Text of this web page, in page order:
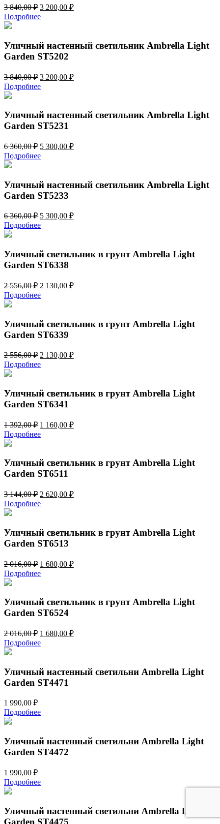
3 840,00₽ Первоначальная
цена
составляла
840,00 ₽.
3 200,00 ₽Текущая
Подробнее
Уличный настенный светильник Ambrella Light
Garden ST5202
3 840,00₽ Первоначальная
цена
составляла
840,00 ₽.
3 200,00 ₽Текущая
Подробнее
Уличный настенный светильник Ambrella Light
Garden ST5231
6 360,00₽ Первоначальная
цена
составляла
360,00 ₽.
5 300,00 ₽Текущая
Подробнее
Уличный настенный светильник Ambrella Light
Garden ST5233
6 360,00₽ Первоначальная
цена
составляла
360,00 ₽.
5 300,00 ₽Текущая
Подробнее
Уличный светильник в грунт Ambrella Light
Garden ST6338
2 556,00₽ Первоначальная
цена
составляла
556,00 ₽.
2 130,00 ₽Текущая
Подробнее
Уличный светильник в грунт Ambrella Light
Garden ST6339
2 556,00₽ Первоначальная
цена
составляла
556,00 ₽.
2 130,00 ₽Текущая
Подробнее
Уличный светильник в грунт Ambrella Light
Garden ST6341
1 392,00₽ Первоначальная
цена
составляла
392,00 ₽.
1 160,00 ₽Текущая
Подробнее
Уличный светильник в грунт Ambrella Light
Garden ST6511
3 144,00₽ Первоначальная
цена
составляла
144,00 ₽.
2 620,00 ₽Текущая
Подробнее
Уличный светильник в грунт Ambrella Light
Garden ST6513
2 016,00₽ Первоначальная
цена
составляла
016,00 ₽.
1 680,00 ₽Текущая
Подробнее
Уличный светильник в грунт Ambrella Light
Garden ST6524
2 016,00₽ Первоначальная
цена
составляла
016,00 ₽.
1 680,00 ₽Текущая
Подробнее
Уличный настенный светильни Ambrella Light
Garden ST4471
1 990,00 ₽
Подробнее
Уличный настенный светильни Ambrella Light
Garden ST4472
1 990,00 ₽
Подробнее
Уличный настенный светильни Ambrella Light
Garden ST4475